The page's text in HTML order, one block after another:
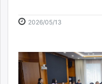
tovch.mn
Livetv.mn
Eguur.mn
24tsag.mn
2026/05/13
15:53:51
03:33:12